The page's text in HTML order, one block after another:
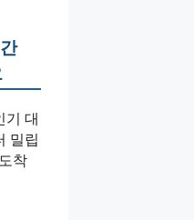
기 대
밀립
착